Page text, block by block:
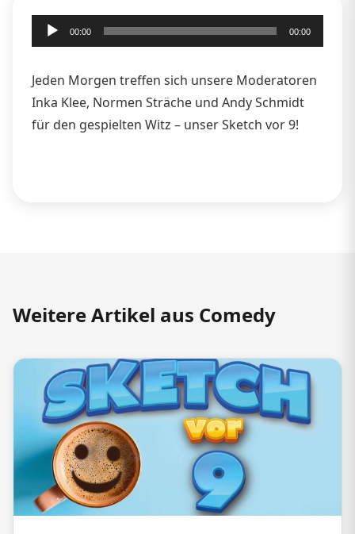
Audio-
Player
00:00 00:00
Jeden Morgen treffen sich unsere Moderatoren
Inka Klee, Normen Sträche und Andy Schmidt
für den gespielten Witz – unser Sketch vor 9!
Weitere Artikel aus Comedy